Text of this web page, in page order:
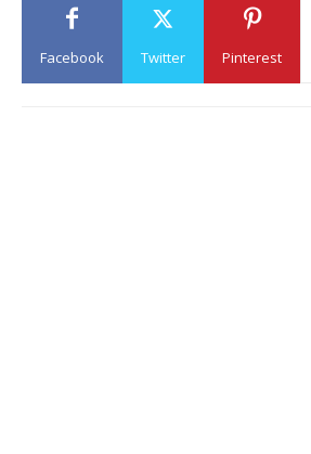
Facebook Twitter Pinterest